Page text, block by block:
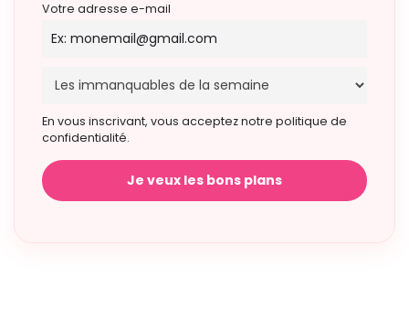
Votre adresse e-mail
En vous inscrivant, vous acceptez notre politique de
confidentialité.